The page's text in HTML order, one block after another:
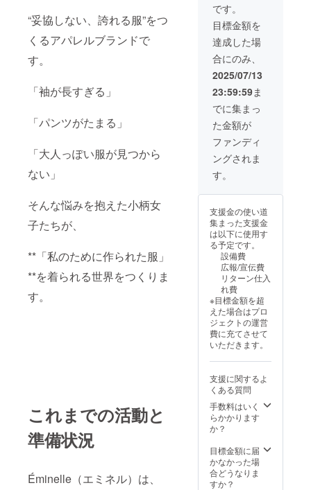
“妥協しない、誇れる服”をつ
くるアパレルブランドで
す。
「袖が長すぎる」
「パンツがたまる」
「大人っぽい服が見つから
ない」
そんな悩みを抱えた小柄女
子たちが、
**「私のために作られた服」
**を着られる世界をつくりま
す。
これまでの活動と
準備状況
Éminelle（エミネル）は、
ル・ワイドパン
ツ／黒×縦ライン
入り） - 脚長
＆体型カバーを
両立した軽やか
セミワイド -
ハイウエスト×く
ならない 3.
Éminelle sheer
layer shirt（シ
アーシャツ） -
抜け感と品を演
出する、夏のレ
イヤーアイテム
- 冷房・日焼け
対策にも◎
⸻ サイズ展
開（Éminelle独
自サイズ） • 0サ
イズ（145cm基
準） • 1サイズ
（150cm基準）
• 2サイズ
（155cm基準）
※上下セットで同
じサイズに統一
（例：
Éminelle1）
「Éminelle、つ
いに全身コーデ
で登場。」
「“着るだけでス
タイルが決ま
る”を、体感して
ください。」
「小さな身体
に、大人の品と
軽さを。」
です。
目標金額を
達成した場
合にのみ、
2025/07/13
23:59:59ま
でに集まっ
た金額が
ファンディ
ングされま
す。
支援金の使い道
集まった支援金
は以下に使用す
る予定です。
設備費
広報/宣伝費
リターン仕入
れ費
※目標金額を超
えた場合はプロ
ジェクトの運営
費に充てさせて
いただきます。
支援に関するよ
くある質問
手数料はいく
らかかります
か？
目標金額に届
かなかった場
合どうなりま
すか？